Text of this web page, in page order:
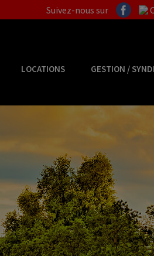
Suivez-nous sur
LOCATIONS GESTION /